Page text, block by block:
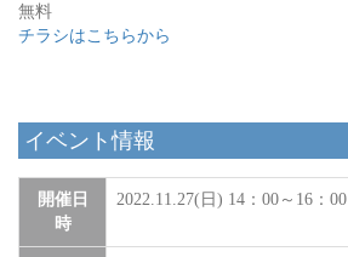
無料
チラシはこちらから
イベント情報
開催日
時
2022.11.27(日) 14：00～16：00